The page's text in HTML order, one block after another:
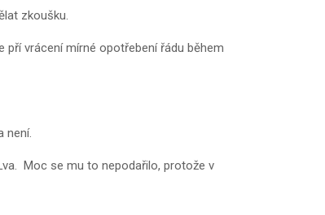
zkoušku.
vrácení mírné opotřebení řádu během
není.
Moc se mu to nepodařilo, protože v